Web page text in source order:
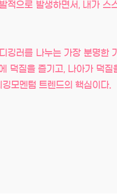
적으로 발생하면서, 내가
깅러를 나누는 가장 분명한
덕질을 즐기고, 나아가 덕
모멘텀 트렌드의 핵심이다.